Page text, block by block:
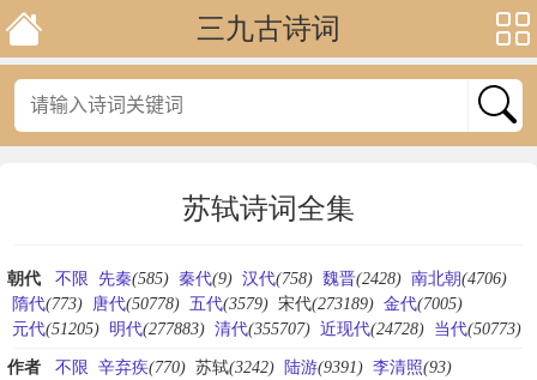
三九古诗词
苏轼诗词全集
朝代 不限 先秦(585) 秦代(9) 汉代(758) 魏晋(2428) 南北朝(4706)
隋代(773) 唐代(50778) 五代(3579) 宋代(273189) 金代(7005)
元代(51205) 明代(277883) 清代(355707) 近现代(24728) 当代(50773)
作者 不限 辛弃疾(770) 苏轼(3242) 陆游(9391) 李清照(93)